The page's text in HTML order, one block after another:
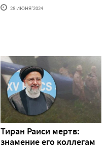
28 ИЮНЯ'2024
Тиран Раиси мертв:
знамение его коллегам